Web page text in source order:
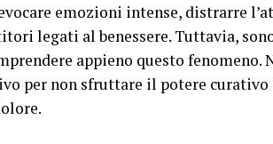
emozioni intense, distrarre
legati al benessere. Tuttavia,
appieno questo fenomeno.
per non sfruttare il potere